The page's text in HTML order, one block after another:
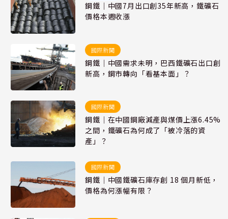
鋼鐵｜中國7月出口創35年新高，鐵礦石
價格本週收漲
國際新聞
鋼鐵｜中國需求未明，巴西鐵礦石出口創
新高，鋼市轉向「看基本面」？
國際新聞
鋼鐵｜在中國鋼廠減產與煤價上漲6.45%
之間，鐵礦石為何成了「被冷落的資
產」？
國際新聞
鋼鐵｜中國鐵礦石庫存創 18 個月新低，
價格為何漲幅有限？